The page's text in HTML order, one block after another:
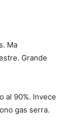
Ma
Grande
al 90%. Invece
gas serra.